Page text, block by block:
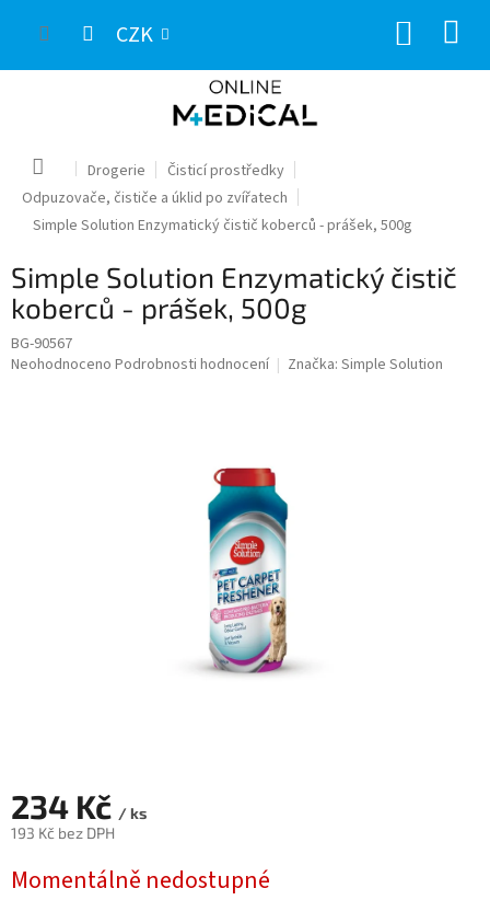
CZK
Domů Drogerie
Čisticí prostředky
Odpuzovače, čističe a úklid po zvířatech
Simple Solution Enzymatický čistič koberců - prášek, 500g
Simple Solution Enzymatický čistič
koberců - prášek, 500g
BG-90567
Průměrné
Neohodnoceno Podrobnosti hodnocení Značka: Simple Solution
234 Kč / ks
193 Kč bez DPH
cena:
Momentálně nedostupné